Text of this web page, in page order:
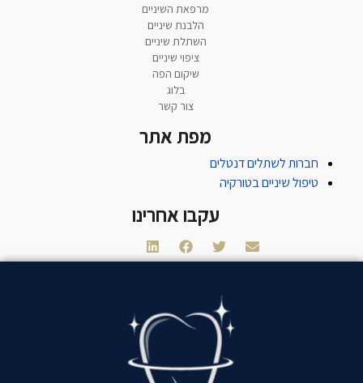
מרפאת השיניים
הלבנת שיניים
השתלת שיניים
ציפוי שיניים
שיקום הפה
בלוג
צור קשר
מפת אתר
חברות לשתלים דנטלים
טיפול שיניים בטורקיה
עקבו אחרינו